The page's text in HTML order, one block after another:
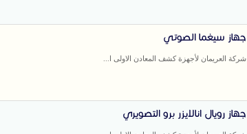
جهاز سيغما الصوتي
شركة العريمان لأجهزة كشف المعادن الاولى ا...
جهاز رويال انالايزر برو التصويري